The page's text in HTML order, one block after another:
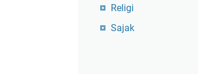
Religi
Sajak